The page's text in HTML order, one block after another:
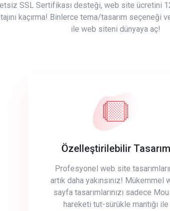
SSL Sertifikası desteği, web site ücretini
kaçırma! Binlerce tema/tasarım seçeneği
ile web siteni dünyaya aç!
Özelleştirilebilir Tasarım
Profesyonel web site
artık daha yakınsınız! Mükemmel
sayfa tasarımlarınızı sadece
hareketi tut-sürükle mantığı ile